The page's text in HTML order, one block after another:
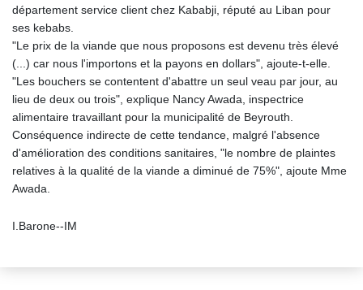
département service client chez Kababji, réputé au Liban pour
ses kebabs.
"Le prix de la viande que nous proposons est devenu très élevé
(...) car nous l'importons et la payons en dollars", ajoute-t-elle.
"Les bouchers se contentent d'abattre un seul veau par jour, au
lieu de deux ou trois", explique Nancy Awada, inspectrice
alimentaire travaillant pour la municipalité de Beyrouth.
Conséquence indirecte de cette tendance, malgré l'absence
d'amélioration des conditions sanitaires, "le nombre de plaintes
relatives à la qualité de la viande a diminué de 75%", ajoute Mme
Awada.
I.Barone--IM